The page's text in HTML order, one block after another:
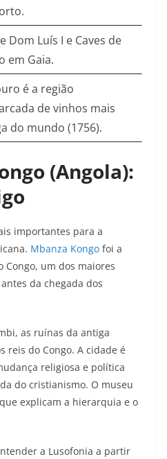
Dom Luís I e Caves de
em Gaia.
é a região
de vinhos mais
do mundo (1756).
(Angola):
importantes para a
Mbanza Kongo foi a
Congo, um dos maiores
da chegada dos
as ruínas da antiga
reis do Congo. A cidade é
religiosa e política
do cristianismo. O museu
explicam a hierarquia e o
a Lusofonia a partir